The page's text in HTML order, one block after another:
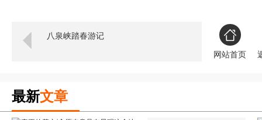
八泉峡踏春游记
网站首页
最新文章